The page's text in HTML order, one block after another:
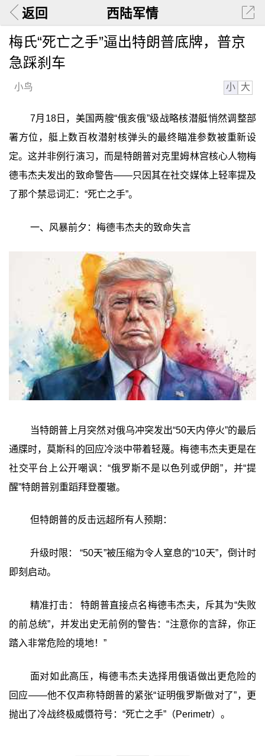
返回 西陆军情
梅氏“死亡之手”逼出特朗普底牌，普京
急踩刹车
小鸟 小 大
7月18日，美国两艘“俄亥俄”级战略核潜艇悄然调整部
署方位，艇上数百枚潜射核弹头的最终瞄准参数被重新设
定。这并非例行演习，而是特朗普对克里姆林宫核心人物梅
德韦杰夫发出的致命警告——只因其在社交媒体上轻率提及
了那个禁忌词汇：“死亡之手”。
一、风暴前夕：梅德韦杰夫的致命失言
当特朗普上月突然对俄乌冲突发出“50天内停火”的最后
通牒时，莫斯科的回应冷淡中带着轻蔑。梅德韦杰夫更是在
社交平台上公开嘲讽：“俄罗斯不是以色列或伊朗”，并“提
醒”特朗普别重蹈拜登覆辙。
但特朗普的反击远超所有人预期：
升级时限： “50天”被压缩为令人窒息的“10天”，倒计时
即刻启动。
精准打击： 特朗普直接点名梅德韦杰夫，斥其为“失败
的前总统”，并发出史无前例的警告：“注意你的言辞，你正
踏入非常危险的境地！”
面对如此高压，梅德韦杰夫选择用俄语做出更危险的
回应——他不仅声称特朗普的紧张“证明俄罗斯做对了”，更
抛出了冷战终极威慑符号：“死亡之手”（Perimetr）。